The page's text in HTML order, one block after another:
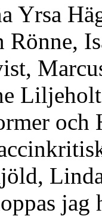
Yrsa
Rönne,
och
jag